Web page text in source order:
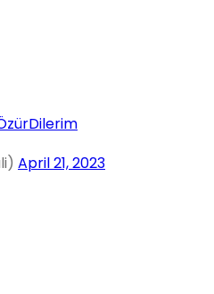
April 21, 2023